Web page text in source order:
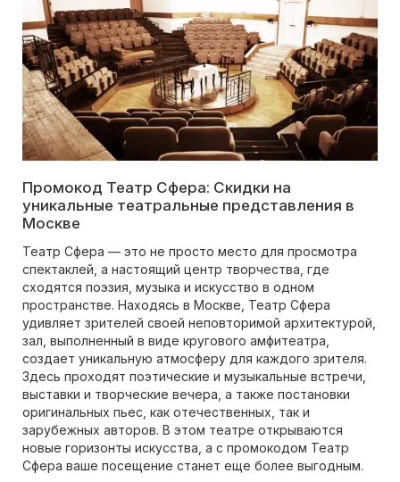
Промокод Театр Сфера: Скидки на
уникальные театральные представления в
Москве
Театр Сфера — это не просто место для просмотра
спектаклей, а настоящий центр творчества, где
сходятся поэзия, музыка и искусство в одном
пространстве. Находясь в Москве, Театр Сфера
удивляет зрителей своей неповторимой архитектурой,
зал, выполненный в виде кругового амфитеатра,
создает уникальную атмосферу для каждого зрителя.
Здесь проходят поэтические и музыкальные встречи,
выставки и творческие вечера, а также постановки
оригинальных пьес, как отечественных, так и
зарубежных авторов. В этом театре открываются
новые горизонты искусства, а с промокодом Театр
Сфера ваше посещение станет еще более выгодным.